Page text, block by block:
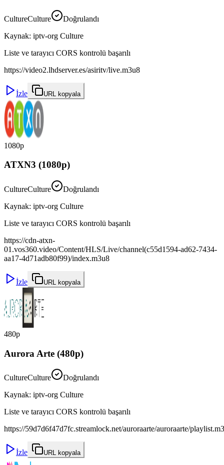
CultureCulture
Doğrulandı
Kaynak: iptv-org Culture
Liste ve tarayıcı CORS kontrolü başarılı
https://video2.lhdserver.es/asiritv/live.m3u8
İzle URL kopyala
1080p
ATXN3 (1080p)
CultureCulture
Doğrulandı
Kaynak: iptv-org Culture
Liste ve tarayıcı CORS kontrolü başarılı
https://cdn-atxn-
01.vos360.video/Content/HLS/Live/channel(c55d1594-ad62-7434-
aa17-4d71adb80f99)/index.m3u8
İzle URL kopyala
480p
Aurora Arte (480p)
CultureCulture
Doğrulandı
Kaynak: iptv-org Culture
Liste ve tarayıcı CORS kontrolü başarılı
https://59d7d6f47d7fc.streamlock.net/auroraarte/auroraarte/
İzle URL kopyala